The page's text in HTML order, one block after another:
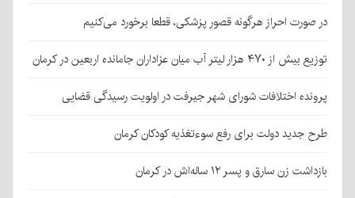
در صورت احراز هرگونه قصور پزشکی، قطعا برخورد می‌کنیم
توزیع بیش از ۴۷۰ هزار لیتر آب میان عزاداران جامانده اربعین در کرمان
پرونده اختلافات شورای شهر جیرفت در اولویت رسیدگی قضایی
طرح جدید دولت برای رفع سوءتغذیه کودکان کرمان
بازداشت زن سارق و پسر ۱۲ ساله‌اش در کرمان